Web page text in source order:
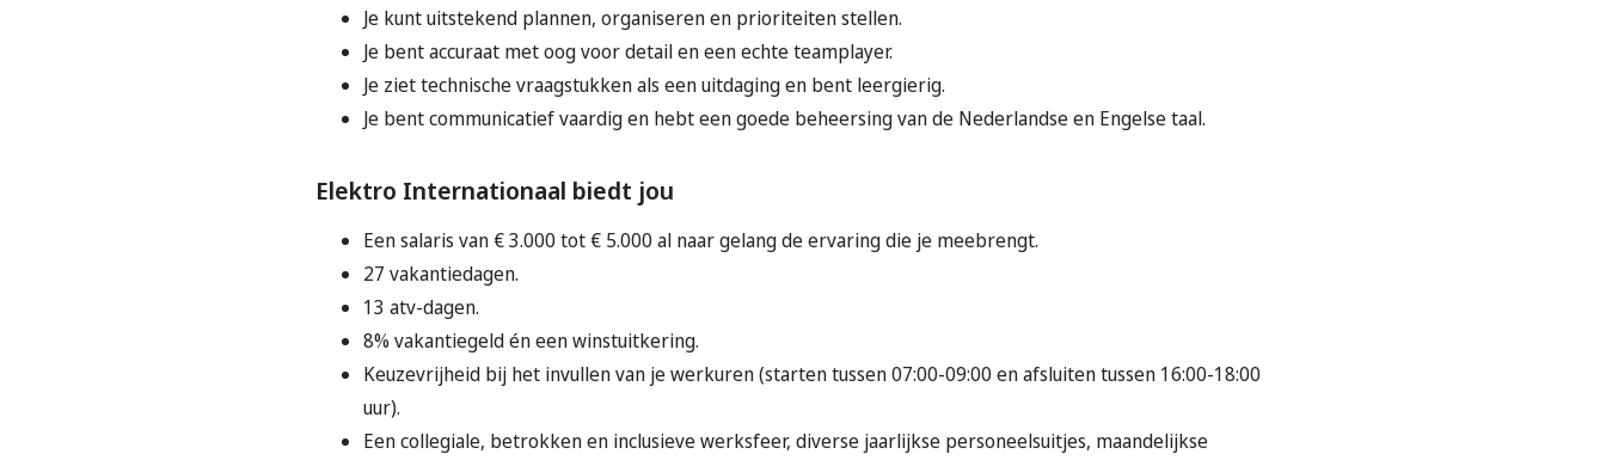
Je kunt uitstekend plannen, organiseren en prioriteiten stellen.
Je bent accuraat met oog voor detail en een echte teamplayer.
Je ziet technische vraagstukken als een uitdaging en bent leergierig.
Je bent communicatief vaardig en hebt een goede beheersing van de Nederlandse en Engelse taal.
Elektro Internationaal biedt jou
Een salaris van € 3.000 tot € 5.000 al naar gelang de ervaring die je meebrengt.
27 vakantiedagen.
13 atv-dagen.
8% vakantiegeld én een winstuitkering.
Keuzevrijheid bij het invullen van je werkuren (starten tussen 07:00-09:00 en afsluiten tussen 16:00-18:00
uur).
Een collegiale, betrokken en inclusieve werksfeer, diverse jaarlijkse personeelsuitjes, maandelijkse